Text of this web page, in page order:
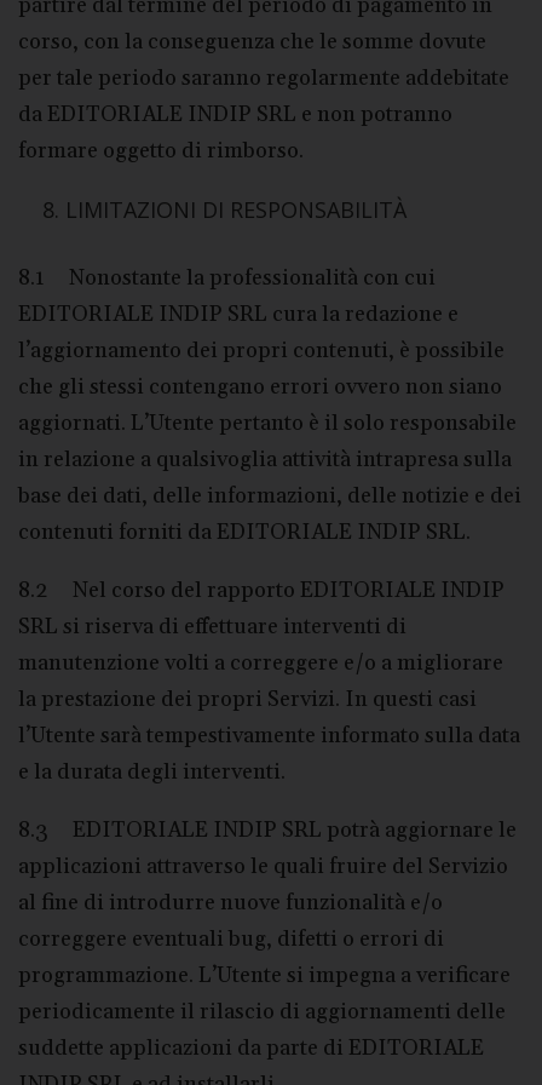
corso, con la conseguenza che le somme dovute
per tale periodo saranno regolarmente addebitate
da EDITORIALE INDIP SRL e non potranno
formare oggetto di rimborso.
LIMITAZIONI DI RESPONSABILITÀ
8.1 Nonostante la professionalità con cui
EDITORIALE INDIP SRL cura la redazione e
l’aggiornamento dei propri contenuti, è possibile
che gli stessi contengano errori ovvero non siano
aggiornati. L’Utente pertanto è il solo responsabile
in relazione a qualsivoglia attività intrapresa sulla
base dei dati, delle informazioni, delle notizie e dei
contenuti forniti da EDITORIALE INDIP SRL.
8.2 Nel corso del rapporto EDITORIALE INDIP
SRL si riserva di effettuare interventi di
manutenzione volti a correggere e/o a migliorare
la prestazione dei propri Servizi. In questi casi
l’Utente sarà tempestivamente informato sulla data
e la durata degli interventi.
8.3 EDITORIALE INDIP SRL potrà aggiornare le
applicazioni attraverso le quali fruire del Servizio
al fine di introdurre nuove funzionalità e/o
correggere eventuali bug, difetti o errori di
programmazione. L’Utente si impegna a verificare
periodicamente il rilascio di aggiornamenti delle
suddette applicazioni da parte di EDITORIALE